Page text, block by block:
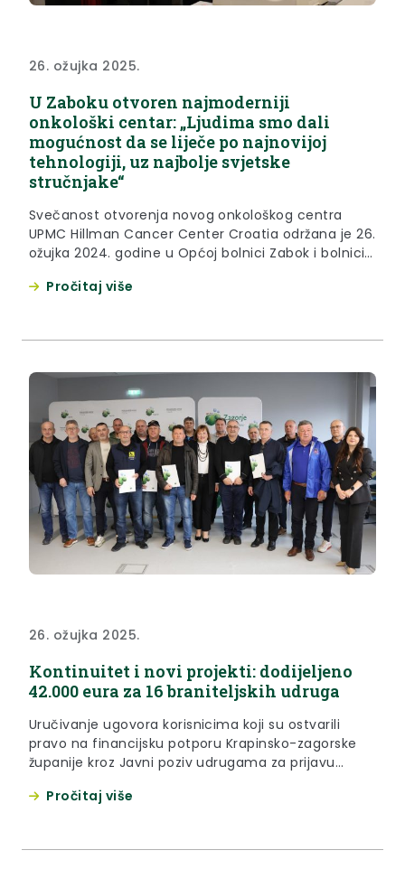
26. ožujka 2025.
U Zaboku otvoren najmoderniji
onkološki centar: „Ljudima smo dali
mogućnost da se liječe po najnovijoj
tehnologiji, uz najbolje svjetske
stručnjake“
Svečanost otvorenja novog onkološkog centra
UPMC Hillman Cancer Center Croatia održana je 26.
ožujka 2024. godine u Općoj bolnici Zabok i bolnici
djelovati ovaj najmoderniji onkološki centar. Nakon
Pročitaj više
26. ožujka 2025.
Kontinuitet i novi projekti: dodijeljeno
42.000 eura za 16 braniteljskih udruga
Uručivanje ugovora korisnicima koji su ostvarili
pravo na financijsku potporu Krapinsko-zagorske
županije kroz Javni poziv udrugama za prijavu
digniteta i promicanju istine o Domovinskom ratu,
Pročitaj više